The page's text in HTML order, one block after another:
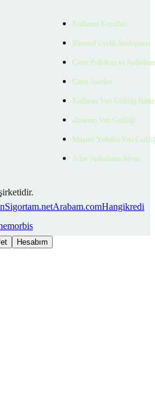
Kullanım Koşulları
Bireysel Üyelik Sözleşmesi
Çerez Politikası ve
Çerez Ayarları
Kullanıcı Veri Gizliliği
Ziyaretçi Veri Gizliliği
Müşteri Yetkilisi Veri
Aday Aydınlatma Metni
Sigortam.netArabam.comHangikredi
Hesabım